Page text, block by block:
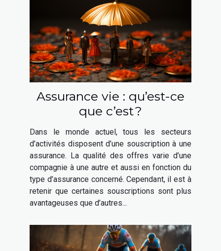
Assurance vie : qu’est-ce
que c’est ?
Dans le monde actuel, tous les secteurs
d’activités disposent d’une souscription à une
assurance. La qualité des offres varie d’une
compagnie à une autre et aussi en fonction du
type d’assurance concerné. Cependant, il est à
retenir que certaines souscriptions sont plus
avantageuses que d’autres...